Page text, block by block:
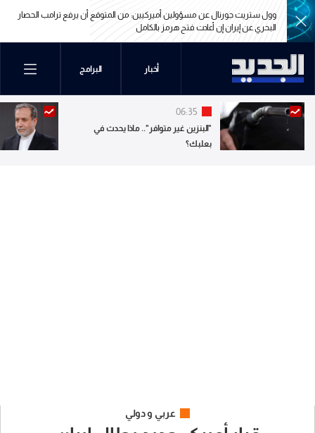
وول ستريت جورنال عن مسؤولين أميركيين: من المتوقع أن يرفع ترامب الحصار
البحري عن إيران إن أعادت فتح هرمز بالكامل
وول ستريت جورنال عن مسؤولين أميركيين: من المتوقع أن يرفع ترامب الحصار
البحري عن إيران إن أعادت فتح هرمز بالكامل
أخبار البرامج
06:35
"البنزين غير متوافر".. ماذا يحدث في
بعلبك؟
عربي و دولي